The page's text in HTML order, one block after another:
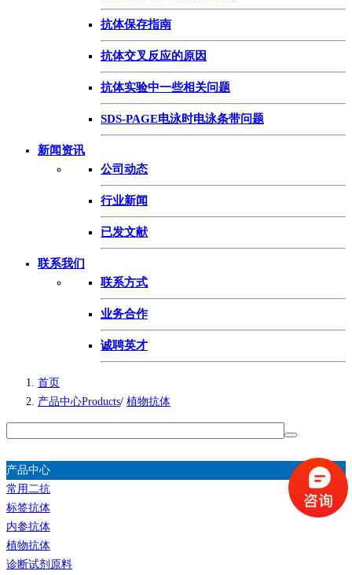
抗体保存指南
抗体交叉反应的原因
抗体实验中一些相关问题
SDS-PAGE电泳时电泳条带问题
新闻资讯
公司动态
行业新闻
已发文献
联系我们
联系方式
业务合作
诚聘英才
首页
产品中心Products/ 植物抗体
产品中心
常用二抗
标签抗体
内参抗体
植物抗体
诊断试剂原料